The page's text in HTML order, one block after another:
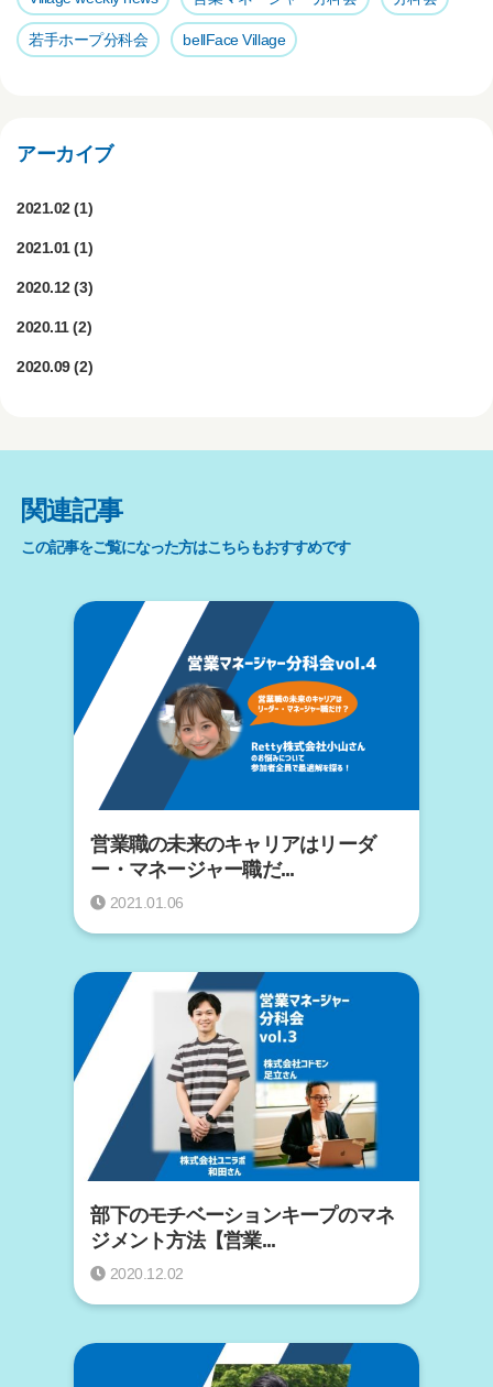
k
若手ホープ分科会 bellFace Village
アーカイブ
2021.02(1)
2021.01(1)
2020.12(3)
2020.11(2)
2020.09(2)
関連記事
この記事をご覧になった方はこちらもおすすめです
営業職の未来のキャリアはリーダ
ー・マネージャー職だ...
2021.01.06
部下のモチベーションキープのマネ
ジメント方法【営業...
2020.12.02